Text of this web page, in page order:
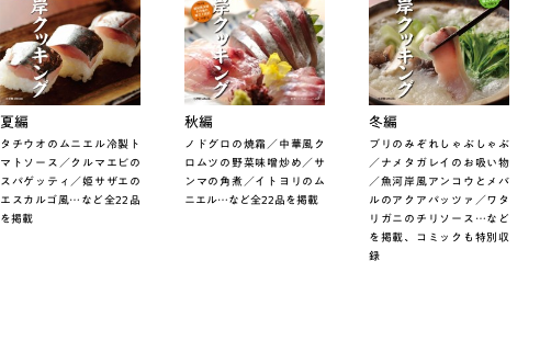
夏編
タチウオのムニエル冷製ト
マトソース／クルマエビの
スパゲッティ／姫サザエの
エスカルゴ風…など全22品
を掲載
秋編
ノドグロの焼霜／中華風ク
ロムツの野菜味噌炒め／サ
ンマの角煮／イトヨリのム
ニエル…など全22品を掲載
冬編
ブリのみぞれしゃぶしゃぶ
／ナメタガレイのお吸い物
／魚河岸風アンコウとメバ
ルのアクアパッツァ／ワタ
リガニのチリソース…など
を掲載、コミックも特別収
録